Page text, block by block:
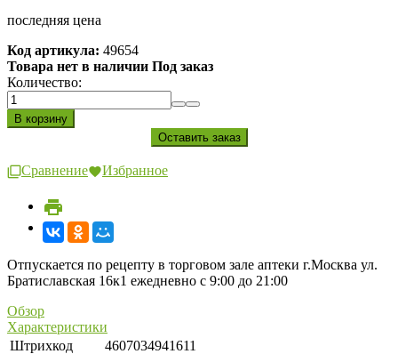
последняя цена
Код артикула: 49654
Товара нет в наличии Под заказ
Количество:
Сравнение Избранное
Отпускается по рецепту в торговом зале аптеки г.Москва ул.
Братиславская 16к1 ежедневно с 9:00 до 21:00
Обзор
Характеристики
Штрихкод
4607034941611